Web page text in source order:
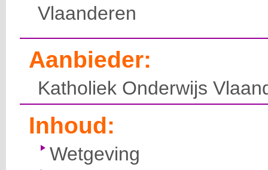
Vlaanderen
Aanbieder:
Katholiek Onderwijs
Inhoud:
Wetgeving